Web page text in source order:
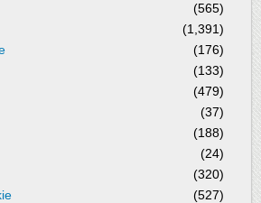
(565)
(1,391)
(176)
(133)
(479)
(37)
(188)
(24)
(320)
(527)